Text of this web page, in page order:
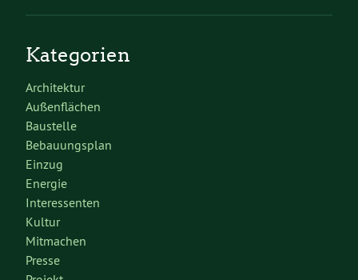
Kategorien
Architektur
Außenflächen
Baustelle
Bebauungsplan
Einzug
Energie
Interessenten
Kultur
Mitmachen
Presse